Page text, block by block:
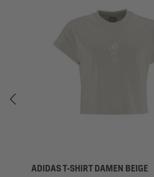
ADIDAS T-SHIRT DAMEN BEIGE